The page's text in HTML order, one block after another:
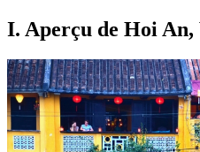
I. Aperçu de Hoi An,